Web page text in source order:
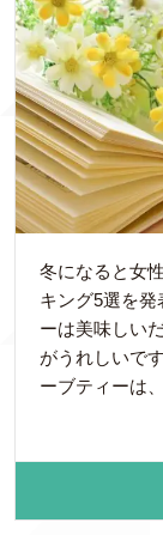
冬になると女
キング5選を
ーは美味しい
がうれしいで
ーブティーは